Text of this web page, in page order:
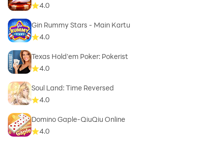
4.0
Gin Rummy Stars - Main Kartu
4.0
Texas Hold'em Poker: Pokerist
4.0
Soul Land: Time Reversed
4.0
Domino Gaple-QiuQiu Online
4.0